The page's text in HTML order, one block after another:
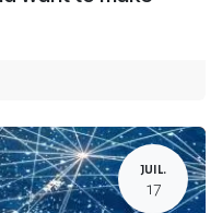
JUIL.
17